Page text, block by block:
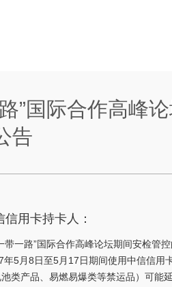
”国际合作高峰
告
用卡持卡人：
带一路”国际合作高峰论坛期间安检管
年5月8日至5月17日期间使用中信信用
类产品、易燃易爆类等禁运品）可能